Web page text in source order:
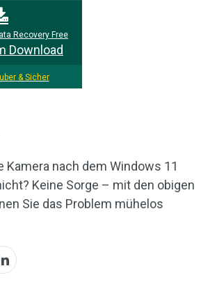
Recovery Free
Download
& Sicher
Kamera nach dem Windows 11
Keine Sorge – mit den obigen
Sie das Problem mühelos